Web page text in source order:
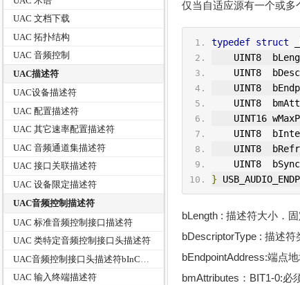
UAC 文档下载
UAC 拓扑结构
UAC 音频控制
UAC描述符
UAC设备描述符
UAC 配置描述符
UAC 其它速率配置描述符
UAC 音频通道集描述符
UAC 接口关联描述符
UAC 设备限定描述符
UAC音频控制描述符
UAC 标准音频控制接口描述符
UAC 类特定音频控制接口头描述符
UAC 输入终端描述符
仅当自适应源有一个或多
typedef struct
    U
INT8
    U
INT8
UINT8
UINT8
UINT16
    UINT8
UINT8
UINT8
}
bLength : 描述符大小．固
bDescriptorType : 描述符
bEndpointAddress:端点
bmAttributes：BIT1-0:必